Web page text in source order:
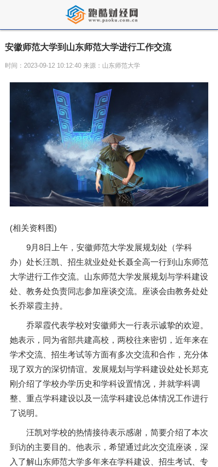
安徽师范大学到山东师范大学进行工作交流
时间：2023-09-12 10:12:40 来源：山东师范大学
(相关资料图)
9月8日上午，安徽师范大学发展规划处（学科
办）处长汪凯、招生就业处处长聂全高一行到山东师范
大学进行工作交流。山东师范大学发展规划与学科建设
处、教务处负责同志参加座谈交流。座谈会由教务处处
长乔翠霞主持。
乔翠霞代表学校对安徽师大一行表示诚挚的欢迎。
她表示，同为省部共建高校，两校往来密切，近年来在
学术交流、招生考试等方面有多次交流和合作，充分体
现了双方的深切情谊。发展规划与学科建设处处长郑克
刚介绍了学校办学历史和学科设置情况，并就学科调
整、重点学科建设以及一流学科建设总体情况工作进行
了说明。
汪凯对学校的热情接待表示感谢，简要介绍了本次
到访的主要目的。他表示，希望通过此次交流座谈，深
入了解山东师范大学多年来在学科建设、招生考试、专